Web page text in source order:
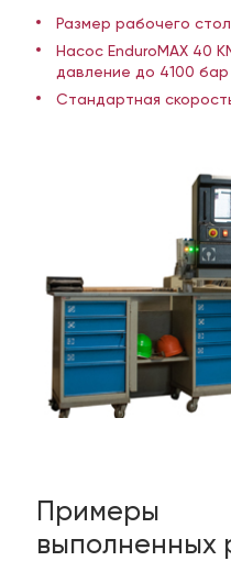
Размер рабочего
Насос EnduroMAX 40
давление до 4100 бар
Стандартная
Примеры
выполненных